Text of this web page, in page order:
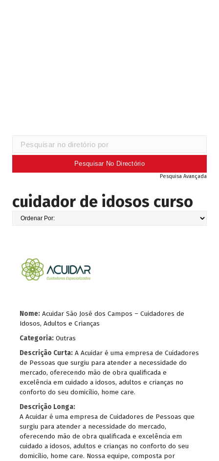
Pesquisa Avançada
cuidador de idosos curso
Nome: Acuidar São José dos Campos – Cuidadores de
Idosos, Adultos e Crianças
Categoria: Outras
Descrição Curta: A Acuidar é uma empresa de Cuidadores
de Pessoas que surgiu para atender a necessidade do
mercado, oferecendo mão de obra qualificada e
excelência em cuidado a idosos, adultos e crianças no
conforto do seu domicílio, home care.
Descrição Longa:
A Acuidar é uma empresa de Cuidadores de Pessoas que
surgiu para atender a necessidade do mercado,
oferecendo mão de obra qualificada e excelência em
cuidado a idosos, adultos e crianças no conforto do seu
domicílio, home care. Nossa equipe, composta por